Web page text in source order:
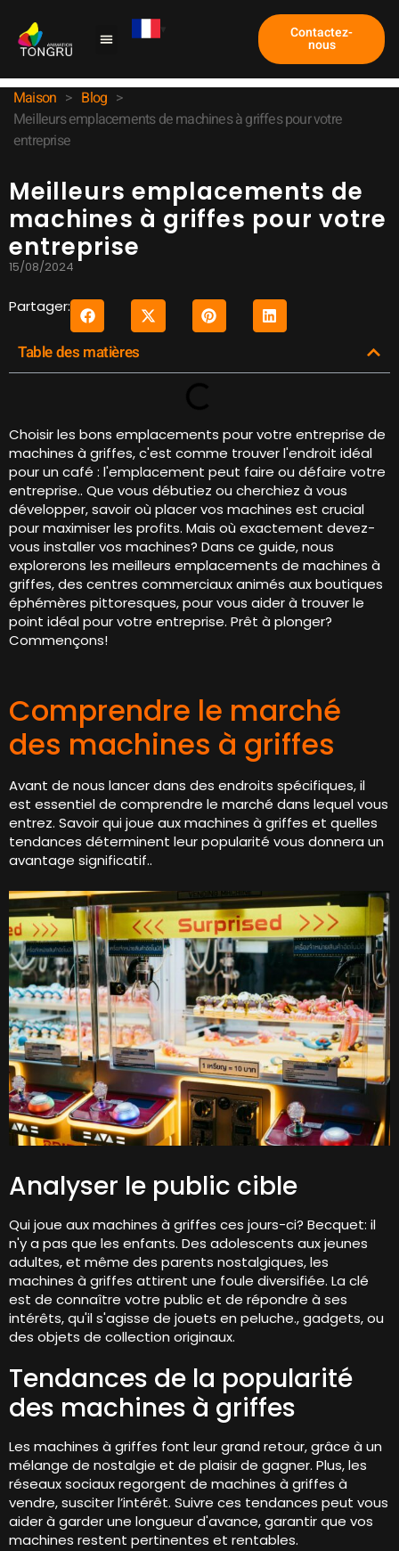
Contactez-
nous
Maison > Blog >
Meilleurs emplacements de machines à griffes pour votre
entreprise
Meilleurs emplacements de
machines à griffes pour votre
entreprise
15/08/2024
Partager:
Table des matières
Choisir les bons emplacements pour votre entreprise de
machines à griffes, c'est comme trouver l'endroit idéal
pour un café : l'emplacement peut faire ou défaire votre
entreprise.. Que vous débutiez ou cherchiez à vous
développer, savoir où placer vos machines est crucial
pour maximiser les profits. Mais où exactement devez-
vous installer vos machines? Dans ce guide, nous
explorerons les meilleurs emplacements de machines à
griffes, des centres commerciaux animés aux boutiques
éphémères pittoresques, pour vous aider à trouver le
point idéal pour votre entreprise. Prêt à plonger?
Commençons!
Comprendre le marché
des machines à griffes
Avant de nous lancer dans des endroits spécifiques, il
est essentiel de comprendre le marché dans lequel vous
entrez. Savoir qui joue aux machines à griffes et quelles
tendances déterminent leur popularité vous donnera un
avantage significatif..
Analyser le public cible
Qui joue aux machines à griffes ces jours-ci? Becquet: il
n'y a pas que les enfants. Des adolescents aux jeunes
adultes, et même des parents nostalgiques, les
machines à griffes attirent une foule diversifiée. La clé
est de connaître votre public et de répondre à ses
intérêts, qu'il s'agisse de jouets en peluche., gadgets, ou
des objets de collection originaux.
Tendances de la popularité
des machines à griffes
Les machines à griffes font leur grand retour, grâce à un
mélange de nostalgie et de plaisir de gagner. Plus, les
réseaux sociaux regorgent de machines à griffes à
vendre, susciter l’intérêt. Suivre ces tendances peut vous
aider à garder une longueur d'avance, garantir que vos
machines restent pertinentes et rentables.